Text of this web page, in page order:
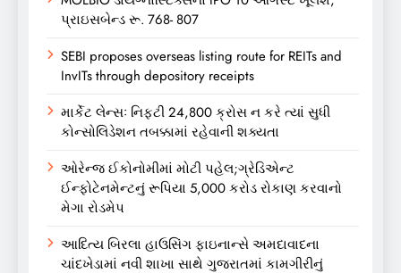
પ્રાઇસબેન્ડ રૂ. 768- 807
SEBI proposes overseas listing route for REITs and
InvITs through depository receipts
માર્કેટ લેન્સઃ નિફ્ટી 24,800 ક્રોસ ન કરે ત્યાં સુધી
કોન્સોલિડેશન તબક્કામાં રહેવાની શક્યતા
ઓરેન્જ ઈકોનોમીમાં મોટી પહેલ;ગ્રેડિએન્ટ
ઈન્ફોટેનમેન્ટનું રૂપિયા 5,000 કરોડ રોકાણ કરવાનો
મેગા રોડમેપ
આદિત્ય બિરલા હાઉસિંગ ફાઇનાન્સે અમદાવાદના
ચાંદખેડામાં નવી શાખા સાથે ગુજરાતમાં કામગીરીનું